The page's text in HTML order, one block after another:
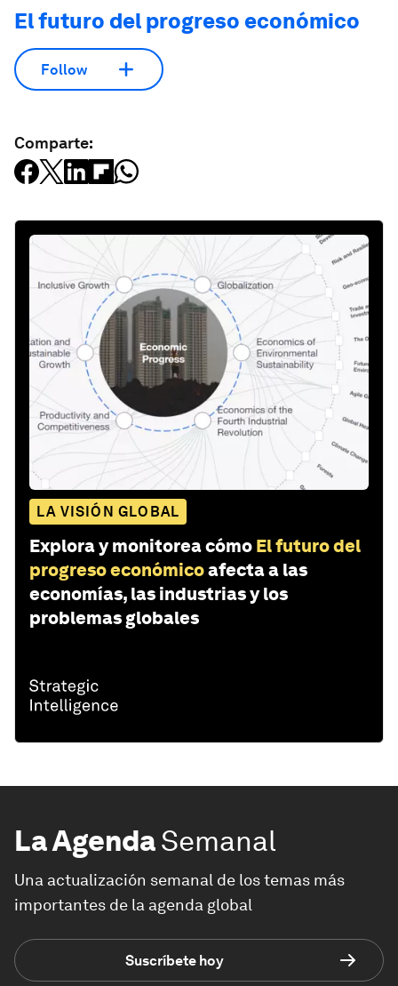
El futuro del progreso económico
Follow
Comparte:
LA VISIÓN GLOBAL
Explora y monitorea cómo El futuro del
progreso económicoafecta a las
economías, las industrias y los
problemas globales
La AgendaSemanal
Una actualización semanal de los temas más
importantes de la agenda global
Suscríbete hoy